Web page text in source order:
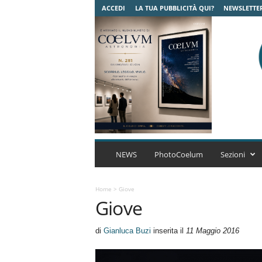
ACCEDI LA TUA PUBBLICITÀ QUI?
C
t
r
NEWS PhotoCoelum Sezioni
Home > Giove
Giove
di Gianluca Buzi inserita il 11 Maggio 2016